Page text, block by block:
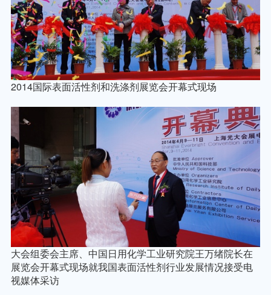
2014国际表面活性剂和洗涤剂展览会开幕式现场
大会组委会主席、中国日用化学工业研究院王万绪院长在
展览会开幕式现场就我国表面活性剂行业发展情况接受电
视媒体采访